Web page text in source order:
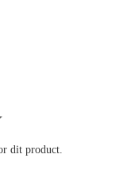
dit product.